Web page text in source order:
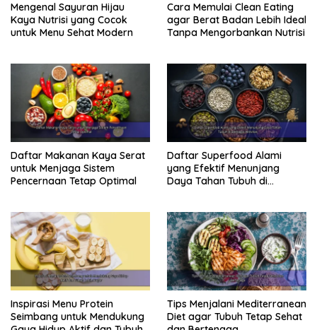
Mengenal Sayuran Hijau
Kaya Nutrisi yang Cocok
untuk Menu Sehat Modern
Cara Memulai Clean Eating
agar Berat Badan Lebih Ideal
Tanpa Mengorbankan Nutrisi
Daftar Makanan Kaya Serat
untuk Menjaga Sistem
Pencernaan Tetap Optimal
Daftar Superfood Alami
yang Efektif Menunjang
Daya Tahan Tubuh di
Inspirasi Menu Protein
Seimbang untuk Mendukung
Tips Menjalani Mediterranean
Diet agar Tubuh Tetap Sehat